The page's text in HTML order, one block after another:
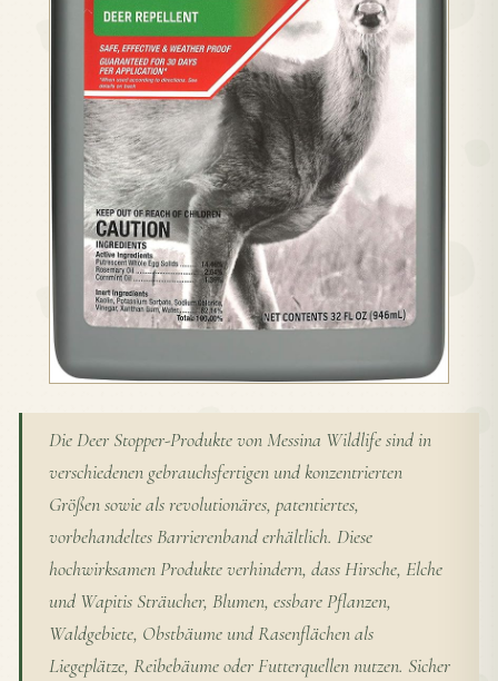
Die Deer Stopper-Produkte von Messina Wildlife sind in
verschiedenen gebrauchsfertigen und konzentrierten
Größen sowie als revolutionäres, patentiertes,
vorbehandeltes Barrierenband erhältlich. Diese
hochwirksamen Produkte verhindern, dass Hirsche, Elche
und Wapitis Sträucher, Blumen, essbare Pflanzen,
Waldgebiete, Obstbäume und Rasenflächen als
Liegeplätze, Reibebäume oder Futterquellen nutzen. Sicher